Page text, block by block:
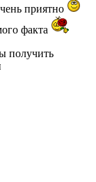
приятно
факта
получить